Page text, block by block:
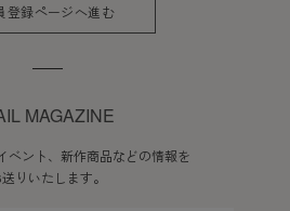
登録ページへ進む
MAGAZINE
ベント、新作商品などの情報を
りいたします。